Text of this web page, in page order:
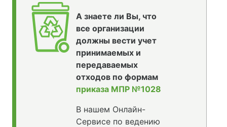
А знаете ли Вы, что
все организации
должны вести учет
принимаемых и
передаваемых
отходов по формам
приказа МПР №1028
В нашем Онлайн-
Сервисе по ведению